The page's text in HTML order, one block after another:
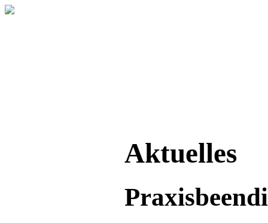
Aktuelles